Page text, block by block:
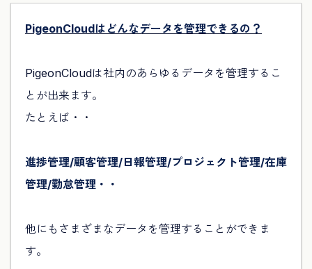
PigeonCloudはどんなデータを管理できるの？
PigeonCloudは社内のあらゆるデータを管理するこ
とが出来ます。
たとえば・・
進捗管理/顧客管理/日報管理/プロジェクト管理/在庫
管理/勤怠管理・・
他にもさまざまなデータを管理することができま
す。